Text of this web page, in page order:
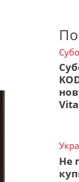
Vita
Не